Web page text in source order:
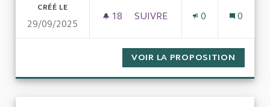
CRÉÉ LE
29/09/2025
18 18 ABONNÉS
SUIVRE
0 0
VOIR LA PROPOSITION